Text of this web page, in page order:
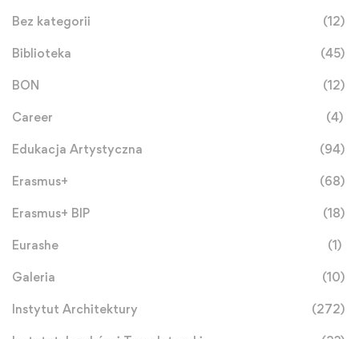
Bez kategorii (12)
Biblioteka (45)
BON (12)
Career (4)
Edukacja Artystyczna (94)
Erasmus+ (68)
Erasmus+ BIP (18)
Eurashe (1)
Galeria (10)
Instytut Architektury (272)